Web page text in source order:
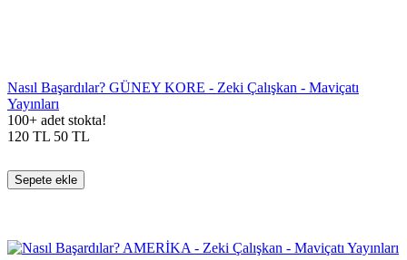
Nasıl Başardılar? GÜNEY KORE - Zeki Çalışkan - Maviçatı
Yayınları
100+ adet stokta!
120 TL 50 TL
Sepete ekle